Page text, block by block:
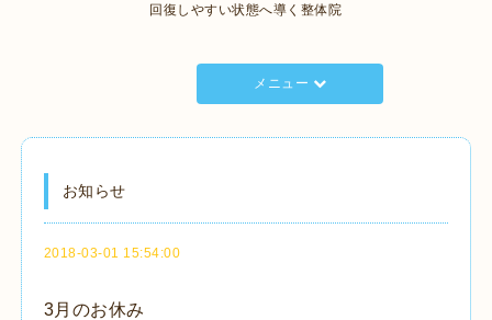
回復しやすい状態へ導く整体院
メニュー
お知らせ
2018-03-01 15:54:00
3月のお休み